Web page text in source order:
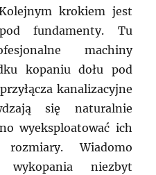
krokiem jest
fundamenty. Tu
machiny
kopaniu dołu pod
kanalizacyjne
się naturalnie
wyeksploatować ich
Wiadomo
niezbyt